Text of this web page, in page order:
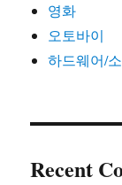
영화
오토바이
하드웨어/
Recent